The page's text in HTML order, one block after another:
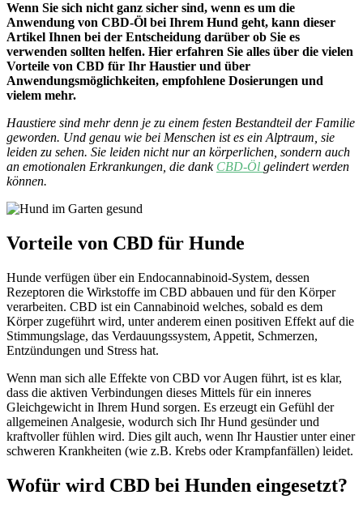
Wenn Sie sich nicht ganz sicher sind, wenn es um die
Anwendung von CBD-Öl bei Ihrem Hund geht, kann dieser
Artikel Ihnen bei der Entscheidung darüber ob Sie es
verwenden sollten helfen. Hier erfahren Sie alles über die vielen
Vorteile von CBD für Ihr Haustier und über
Anwendungsmöglichkeiten, empfohlene Dosierungen und
vielem mehr.
Haustiere sind mehr denn je zu einem festen Bestandteil der Familie
geworden. Und genau wie bei Menschen ist es ein Alptraum, sie
leiden zu sehen. Sie leiden nicht nur an körperlichen, sondern auch
an emotionalen Erkrankungen, die dank CBD-Öl gelindert werden
können.
Vorteile von CBD für Hunde
Hunde verfügen über ein Endocannabinoid-System, dessen
Rezeptoren die Wirkstoffe im CBD abbauen und für den Körper
verarbeiten. CBD ist ein Cannabinoid welches, sobald es dem
Körper zugeführt wird, unter anderem einen positiven Effekt auf die
Stimmungslage, das Verdauungssystem, Appetit, Schmerzen,
Entzündungen und Stress hat.
Wenn man sich alle Effekte von CBD vor Augen führt, ist es klar,
dass die aktiven Verbindungen dieses Mittels für ein inneres
Gleichgewicht in Ihrem Hund sorgen. Es erzeugt ein Gefühl der
allgemeinen Analgesie, wodurch sich Ihr Hund gesünder und
kraftvoller fühlen wird. Dies gilt auch, wenn Ihr Haustier unter einer
schweren Krankheiten (wie z.B. Krebs oder Krampfanfällen) leidet.
Wofür wird CBD bei Hunden eingesetzt?